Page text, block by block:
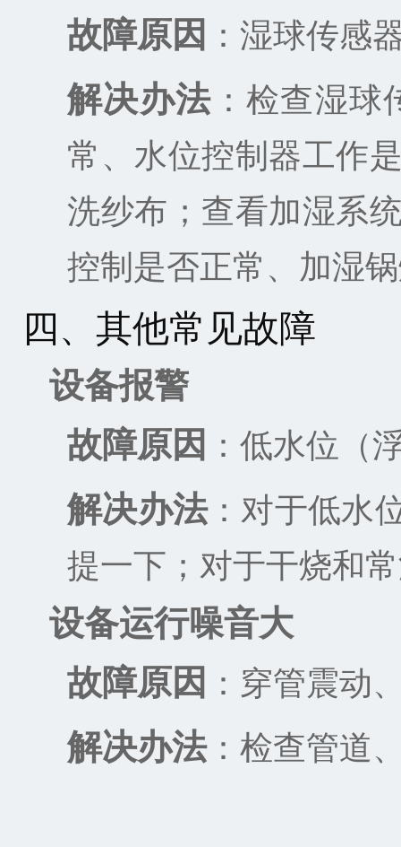
故障原因 ：湿球传感
解决办法 ：检查湿
常、水位控制器工作
洗纱布；查看加湿系
控制是否正常、加湿
四、其他常见故障
设备报警
故障原因 ：低水位（
解决办法：对于低水
提一下；对于干烧和
设备运行噪音大
故障原因 ：穿管震动
解决办法：检查管道